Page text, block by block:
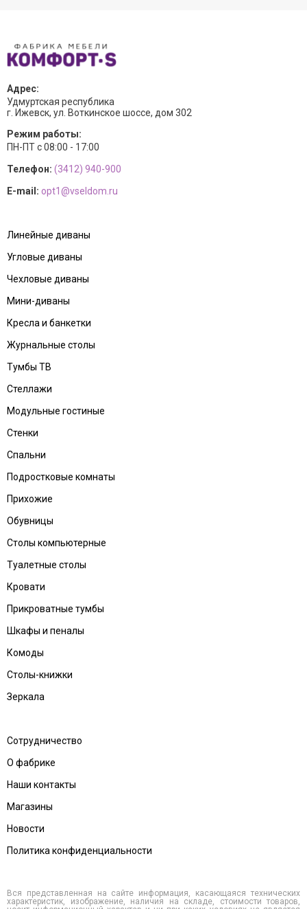
Адрес:
Удмуртская республика
г. Ижевск, ул. Воткинское шоссе, дом 302
Режим работы:
ПН-ПТ с 08:00 - 17:00
Телефон: (3412) 940-900
E-mail: opt1@vseldom.ru
Линейные диваны
Угловые диваны
Чехловые диваны
Мини-диваны
Кресла и банкетки
Журнальные столы
Тумбы ТВ
Стеллажи
Модульные гостиные
Стенки
Спальни
Подростковые комнаты
Прихожие
Обувницы
Столы компьютерные
Туалетные столы
Кровати
Прикроватные тумбы
Шкафы и пеналы
Комоды
Столы-книжки
Зеркала
Сотрудничество
О фабрике
Наши контакты
Магазины
Новости
Политика конфиденциальности
Вся представленная на сайте информация, касающаяся технических
характеристик, изображение, наличия на складе, стоимости товаров,